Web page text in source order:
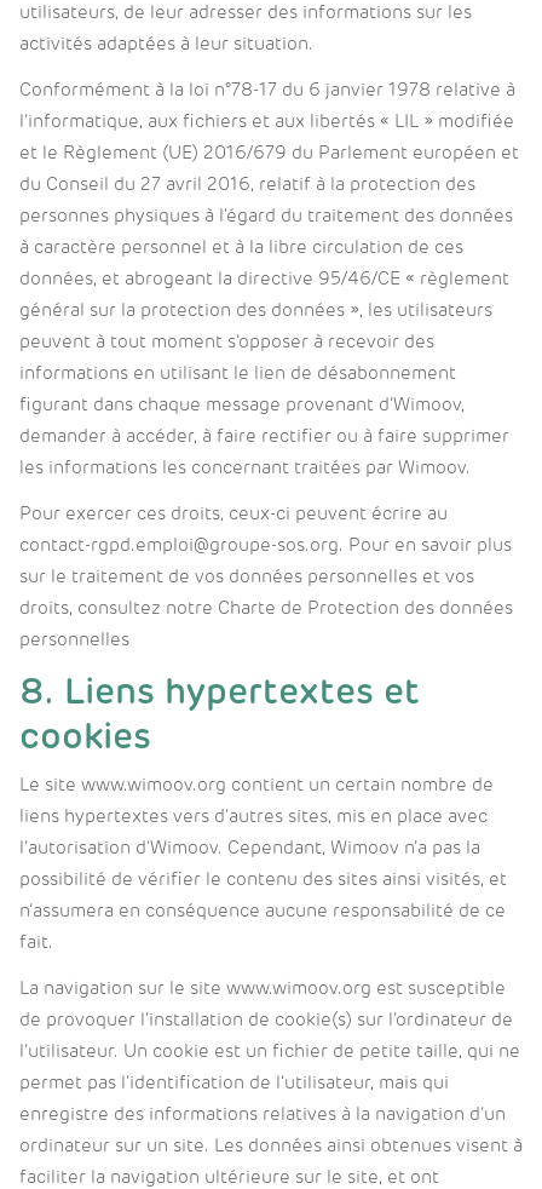
utilisateurs, de leur adresser des informations sur les
activités adaptées à leur situation.
Conformément à la loi n°78-17 du 6 janvier 1978 relative à
l’informatique, aux fichiers et aux libertés « LIL » modifiée
et le Règlement (UE) 2016/679 du Parlement européen et
du Conseil du 27 avril 2016, relatif à la protection des
personnes physiques à l’égard du traitement des données
à caractère personnel et à la libre circulation de ces
données, et abrogeant la directive 95/46/CE « règlement
général sur la protection des données », les utilisateurs
peuvent à tout moment s’opposer à recevoir des
informations en utilisant le lien de désabonnement
figurant dans chaque message provenant d’Wimoov,
demander à accéder, à faire rectifier ou à faire supprimer
les informations les concernant traitées par Wimoov.
Pour exercer ces droits, ceux-ci peuvent écrire au
contact-rgpd.emploi@groupe-sos.org. Pour en savoir plus
sur le traitement de vos données personnelles et vos
droits, consultez notre Charte de Protection des données
personnelles
8. Liens hypertextes et
cookies
Le site www.wimoov.org contient un certain nombre de
liens hypertextes vers d’autres sites, mis en place avec
l’autorisation d’Wimoov. Cependant, Wimoov n’a pas la
possibilité de vérifier le contenu des sites ainsi visités, et
n’assumera en conséquence aucune responsabilité de ce
fait.
La navigation sur le site www.wimoov.org est susceptible
de provoquer l’installation de cookie(s) sur l’ordinateur de
l’utilisateur. Un cookie est un fichier de petite taille, qui ne
permet pas l’identification de l’utilisateur, mais qui
enregistre des informations relatives à la navigation d’un
ordinateur sur un site. Les données ainsi obtenues visent à
faciliter la navigation ultérieure sur le site, et ont